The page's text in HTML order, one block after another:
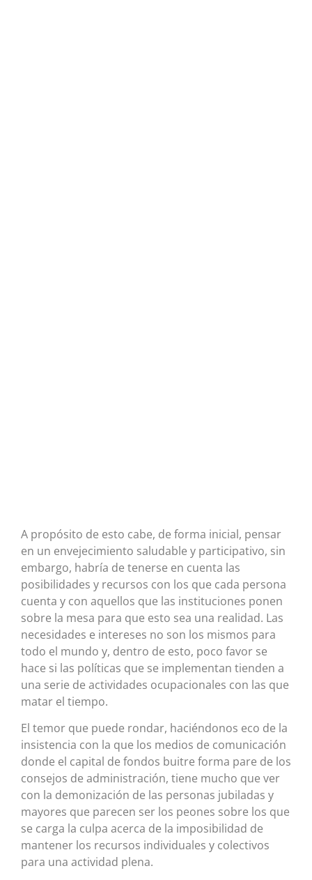
A propósito de esto cabe, de forma inicial, pensar
en un envejecimiento saludable y participativo, sin
embargo, habría de tenerse en cuenta las
posibilidades y recursos con los que cada persona
cuenta y con aquellos que las instituciones ponen
sobre la mesa para que esto sea una realidad. Las
necesidades e intereses no son los mismos para
todo el mundo y, dentro de esto, poco favor se
hace si las políticas que se implementan tienden a
una serie de actividades ocupacionales con las que
matar el tiempo.
El temor que puede rondar, haciéndonos eco de la
insistencia con la que los medios de comunicación
donde el capital de fondos buitre forma pare de los
consejos de administración, tiene mucho que ver
con la demonización de las personas jubiladas y
mayores que parecen ser los peones sobre los que
se carga la culpa acerca de la imposibilidad de
mantener los recursos individuales y colectivos
para una actividad plena.